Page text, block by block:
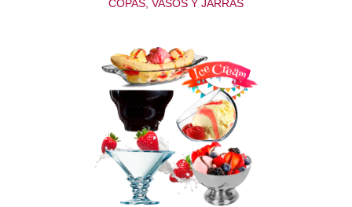
COPAS, VASOS Y JARRAS